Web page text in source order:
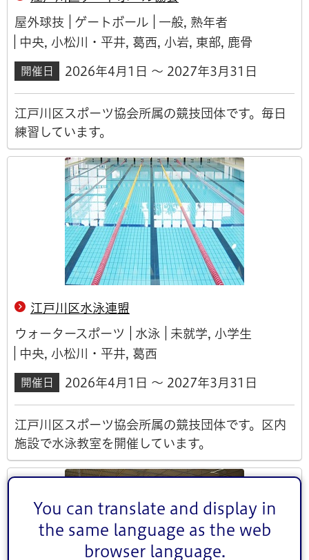
You can translate and display in
the same language as the web
browser language.
屋外球技 ゲートボール
一般, 熟年者
中央, 小松川・平井, 葛西, 小岩, 東部, 鹿骨
開催日 2026年4月1日 ～ 2027年3月31日
江戸川区スポーツ協会所属の競技団体です。毎日
練習しています。
江戸川区水泳連盟
ウォータースポーツ 水泳
未就学, 小学生
中央, 小松川・平井, 葛西
開催日 2026年4月1日 ～ 2027年3月31日
江戸川区スポーツ協会所属の競技団体です。区内
施設で水泳教室を開催しています。